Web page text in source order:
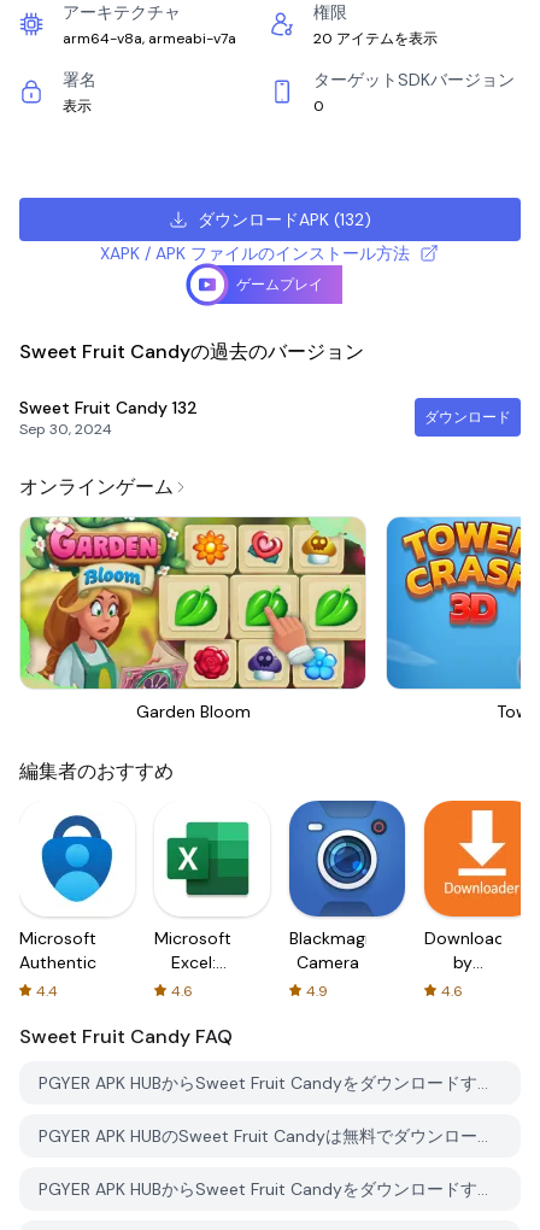
アーキテクチャ
arm64-v8a, armeabi-v7a
権限
20 アイテムを表示
署名
表示
ターゲットSDKバージョン
0
ダウンロードAPK(132)
XAPK / APK ファイルのインストール方法
ゲームプレイ
Sweet Fruit Candyの過去のバージョン
Sweet Fruit Candy 132
Sep 30, 2024
ダウンロード
オンラインゲーム
Garden Bloom
編集者のおすすめ
Microsoft
Authenticator
4.4
Microsoft
Excel:
Spreadsheets
4.6
Blackmagic
Camera
4.9
Downloader
by
AFTVnews
4.6
Sweet Fruit Candy FAQ
PGYER APK HUBからSweet Fruit Candyをダウンロードする方法は？
PGYER APK HUBのSweet Fruit Candyは無料でダウンロードできますか？
PGYER APK HUBからSweet Fruit Candyをダウンロードするにはアカウントが必要ですか？